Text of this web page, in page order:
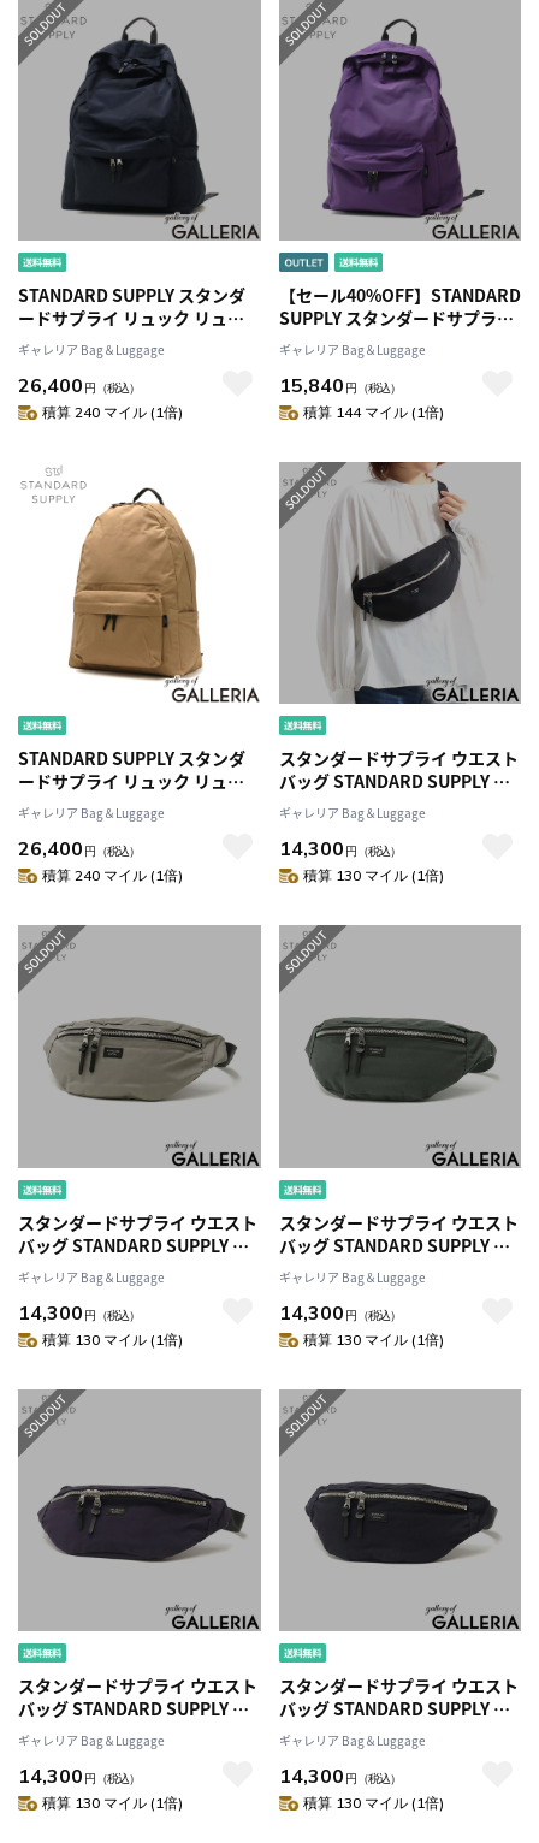
STANDARD SUPPLY スタンダ
ードサプライ リュック リュッ
クサック 22L A4 B4 日本製
SIMPLICITY COMMUTE
DAYPACK
ギャレリア Bag＆Luggage
26,400 円 （税込）
積算 240 マイル (1倍)
【セール40%OFF】STANDARD
SUPPLY スタンダードサプライ
リュック リュックサック 22L
A4 B4 日本製 SIMPLICITY
COMMUTE DAYPACK
ギャレリア Bag＆Luggage
15,840 円 （税込）
積算 144 マイル (1倍)
STANDARD SUPPLY スタンダ
ードサプライ リュック リュッ
クサック 22L A4 B4 日本製
SIMPLICITY COMMUTE
DAYPACK
ギャレリア Bag＆Luggage
26,400 円 （税込）
積算 240 マイル (1倍)
スタンダードサプライ ウエスト
バッグ STANDARD SUPPLY ウ
エストポーチ SIMPLICITY ファ
ニーパック斜めがけボディバッ
グ 薄型 シンプル ユニセックス
メンズ レディース FANNY PACK
ギャレリア Bag＆Luggage
14,300 円 （税込）
積算 130 マイル (1倍)
スタンダードサプライ ウエスト
バッグ STANDARD SUPPLY ウ
エストポーチ SIMPLICITY ファ
ニーパック斜めがけボディバッ
グ 薄型 シンプル ユニセックス
メンズ レディース FANNY PACK
ギャレリア Bag＆Luggage
14,300 円 （税込）
積算 130 マイル (1倍)
スタンダードサプライ ウエスト
バッグ STANDARD SUPPLY ウ
エストポーチ SIMPLICITY ファ
ニーパック斜めがけボディバッ
グ 薄型 シンプル ユニセックス
メンズ レディース FANNY PACK
ギャレリア Bag＆Luggage
14,300 円 （税込）
積算 130 マイル (1倍)
スタンダードサプライ ウエスト
バッグ STANDARD SUPPLY ウ
エストポーチ SIMPLICITY ファ
ニーパック斜めがけボディバッ
グ 薄型 シンプル ユニセックス
メンズ レディース FANNY PACK
ギャレリア Bag＆Luggage
14,300 円 （税込）
積算 130 マイル (1倍)
スタンダードサプライ ウエスト
バッグ STANDARD SUPPLY ウ
エストポーチ SIMPLICITY ファ
ニーパック斜めがけボディバッ
グ 薄型 シンプル ユニセックス
メンズ レディース FANNY PACK
ギャレリア Bag＆Luggage
14,300 円 （税込）
積算 130 マイル (1倍)